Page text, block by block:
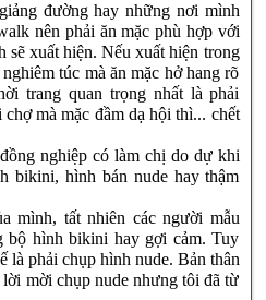
đường hay những nơi mình
nên phải ăn mặc phù hợp với
sẽ xuất hiện. Nếu xuất hiện trong
túc mà ăn mặc hở hang rõ
trang quan trọng nhất là phải
mà mặc đầm dạ hội thì... chết
nghiệp có làm chị do dự khi
bikini, hình bán nude hay thậm
mình, tất nhiên các người mẫu
bộ hình bikini hay gợi cảm. Tuy
là phải chụp hình nude. Bản thân
mời chụp nude nhưng tôi đã từ